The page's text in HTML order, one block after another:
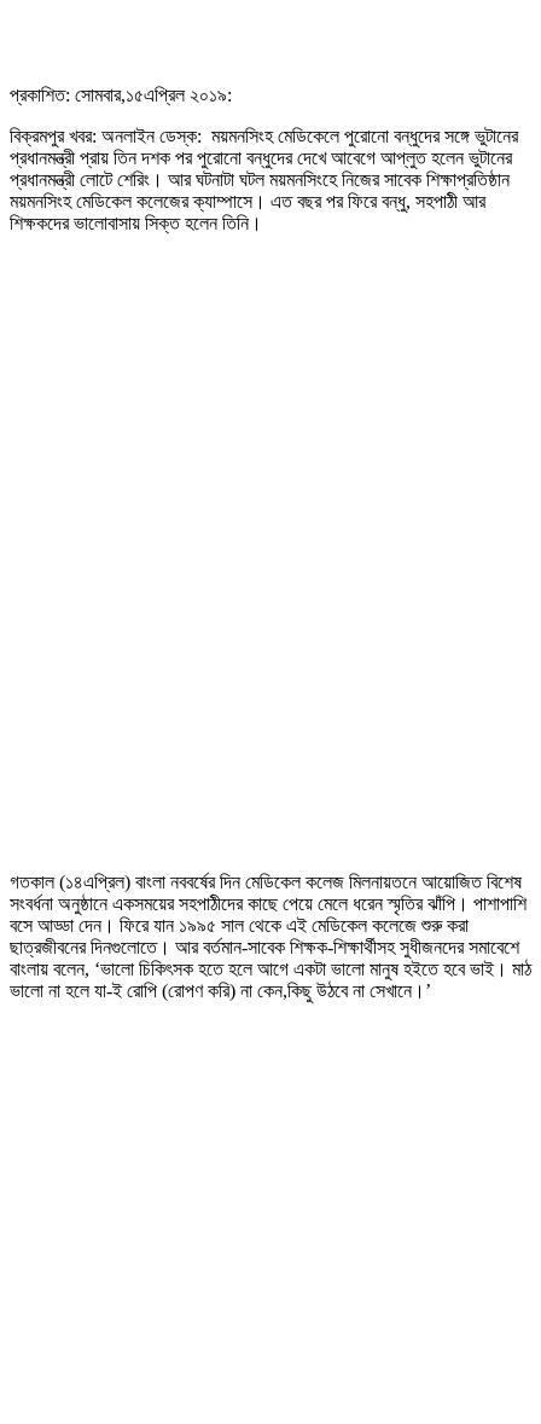
প্রকাশিত: সোমবার,১৫এপ্রিল ২০১৯:
বিক্রমপুর খবর: অনলাইন ডেস্ক: ময়মনসিংহ মেডিকেলে পুরোনো বন্ধুদের সঙ্গে ভুটানের
প্রধানমন্ত্রী প্রায় তিন দশক পর পুরোনো বন্ধুদের দেখে আবেগে আপ্লুত হলেন ভুটানের
প্রধানমন্ত্রী লোটে শেরিং। আর ঘটনাটা ঘটল ময়মনসিংহে নিজের সাবেক শিক্ষাপ্রতিষ্ঠান
ময়মনসিংহ মেডিকেল কলেজের ক্যাম্পাসে। এত বছর পর ফিরে বন্ধু, সহপাঠী আর
শিক্ষকদের ভালোবাসায় সিক্ত হলেন তিনি।
গতকাল (১৪এপ্রিল) বাংলা নববর্ষের দিন মেডিকেল কলেজ মিলনায়তনে আয়োজিত বিশেষ
সংবর্ধনা অনুষ্ঠানে একসময়ের সহপাঠীদের কাছে পেয়ে মেলে ধরেন স্মৃতির ঝাঁপি। পাশাপাশি
বসে আড্ডা দেন। ফিরে যান ১৯৯৫ সাল থেকে এই মেডিকেল কলেজে শুরু করা
ছাত্রজীবনের দিনগুলোতে। আর বর্তমান-সাবেক শিক্ষক-শিক্ষার্থীসহ সুধীজনদের সমাবেশে
বাংলায় বলেন, ‘ভালো চিকিৎসক হতে হলে আগে একটা ভালো মানুষ হইতে হবে ভাই। মাঠ
ভালো না হলে যা-ই রোপি (রোপণ করি) না কেন,কিছু উঠবে না সেখানে।’